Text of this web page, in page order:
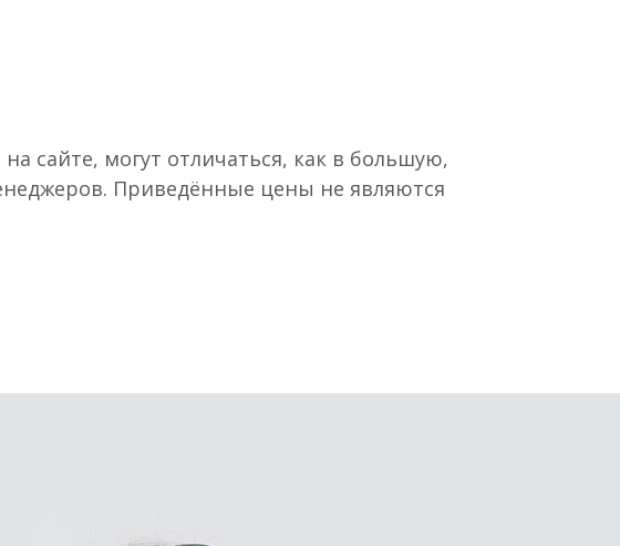
сайте, могут отличаться, как в большую,
Приведённые цены не являются